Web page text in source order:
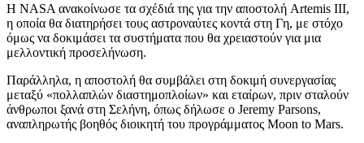
Η NASA ανακοίνωσε τα σχέδιά της για την αποστολή Artemis III,
η οποία θα διατηρήσει τους αστροναύτες κοντά στη Γη, με στόχο
όμως να δοκιμάσει τα συστήματα που θα χρειαστούν για μια
μελλοντική προσελήνωση.
Παράλληλα, η αποστολή θα συμβάλει στη δοκιμή συνεργασίας
μεταξύ «πολλαπλών διαστημοπλοίων» και εταίρων, πριν σταλούν
άνθρωποι ξανά στη Σελήνη, όπως δήλωσε ο Jeremy Parsons,
αναπληρωτής βοηθός διοικητή του προγράμματος Moon to Mars.